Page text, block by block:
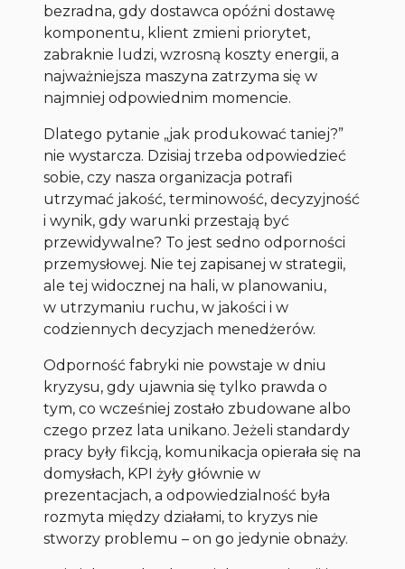
bezradna, gdy dostawca opóźni dostawę
komponentu, klient zmieni priorytet,
zabraknie ludzi, wzrosną koszty energii, a
najważniejsza maszyna zatrzyma się w
najmniej odpowiednim momencie.
Dlatego pytanie „jak produkować taniej?”
nie wystarcza. Dzisiaj trzeba odpowiedzieć
sobie, czy nasza organizacja potrafi
utrzymać jakość, terminowość, decyzyjność
i wynik, gdy warunki przestają być
przewidywalne? To jest sedno odporności
przemysłowej. Nie tej zapisanej w strategii,
ale tej widocznej na hali, w planowaniu,
w utrzymaniu ruchu, w jakości i w
codziennych decyzjach menedżerów.
Odporność fabryki nie powstaje w dniu
kryzysu, gdy ujawnia się tylko prawda o
tym, co wcześniej zostało zbudowane albo
czego przez lata unikano. Jeżeli standardy
pracy były fikcją, komunikacja opierała się na
domysłach, KPI żyły głównie w
prezentacjach, a odpowiedzialność była
rozmyta między działami, to kryzys nie
stworzy problemu – on go jedynie obnaży.